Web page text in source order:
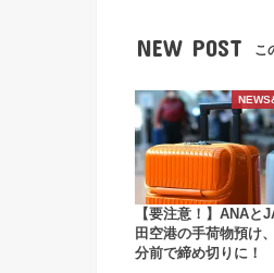
NEW POST こ
【要注意！】ANAと
田空港の手荷物預け
分前で締め切りに！